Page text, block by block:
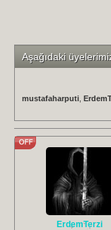
Aşağıdaki
mustafaharputi
ErdemTerzi